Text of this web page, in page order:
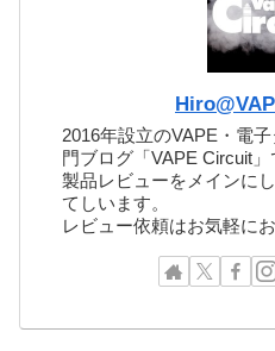
2016年設立のVAPE・電
門ブログ「VAPE Circuit」
製品レビューをメインに
てしいます。
レビュー依頼はお気軽に